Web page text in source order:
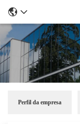
Perfil da empresa